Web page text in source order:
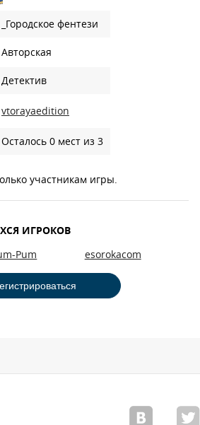
_Городское фентези
Авторская
Детектив
vtorayaedition
Осталось 0 мест из 3
участникам игры.
ИГРОКОВ
Pum esorokacom